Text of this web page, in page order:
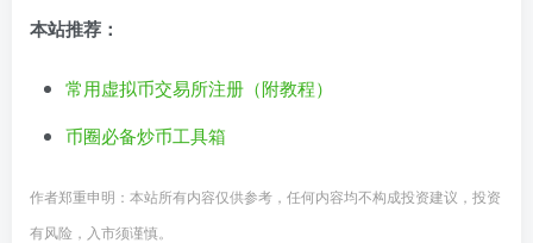
本站推荐：
常用虚拟币交易所注册（附教程）
币圈必备炒币工具箱
作者郑重申明：本站所有内容仅供参考，任何内容均不构成投资建议，投资
有风险，入市须谨慎。